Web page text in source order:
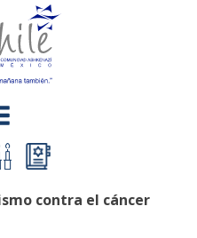
contra el cáncer